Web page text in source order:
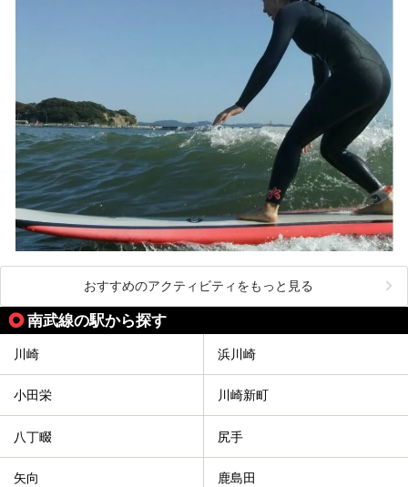
提供元：株式会社西武・プリンスホテルズワールドワイド
この記事は箱根 芦ノ湖畔蛸川温泉 龍宮殿のPR記事です。
おすすめのアクティビティをもっと見る
南武線の駅から探す
川崎 浜川崎
小田栄 川崎新町
八丁畷 尻手
矢向 鹿島田